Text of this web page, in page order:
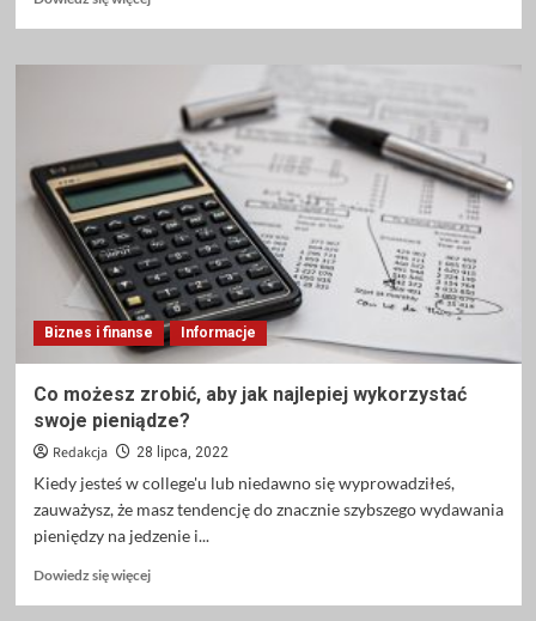
najlepszych
miejsc
na
wakacje
dla
par
Biznes i finanse Informacje
Co możesz zrobić, aby jak najlepiej wykorzystać
swoje pieniądze?
Redakcja 28 lipca, 2022
Kiedy jesteś w college'u lub niedawno się wyprowadziłeś,
zauważysz, że masz tendencję do znacznie szybszego wydawania
pieniędzy na jedzenie i...
Dowiedz się więcejDowiedz